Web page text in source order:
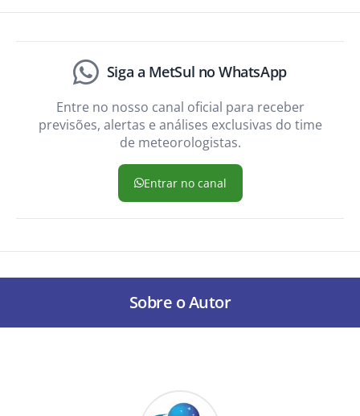
Siga a MetSul no WhatsApp
Entre no nosso canal oficial para receber
previsões, alertas e análises exclusivas do time
de meteorologistas.
Entrar no canal
Sobre o Autor